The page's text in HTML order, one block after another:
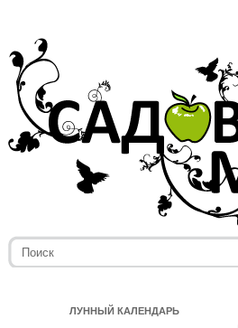
ЛУННЫЙ КАЛЕНДАРЬ